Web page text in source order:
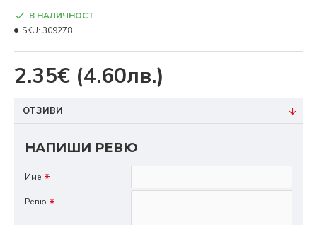
2.35€ (4.60лв.)
В НАЛИЧНОСТ
SKU: 309278
ОТЗИВИ
НАПИШИ РЕВЮ
Име
Ревю